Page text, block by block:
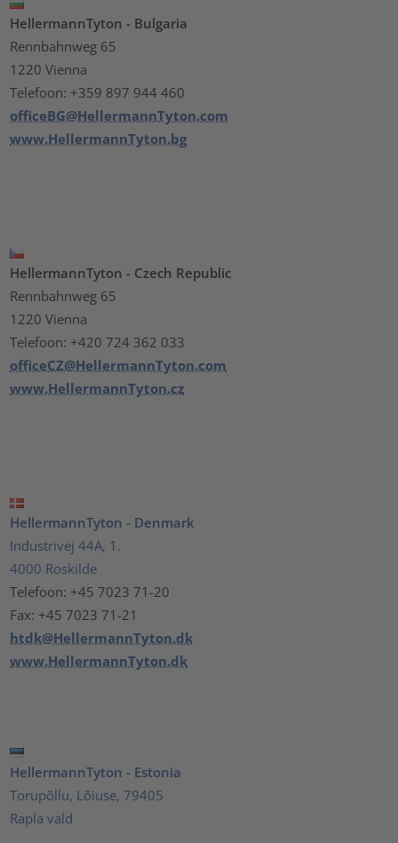
HellermannTyton - Bulgaria
Rennbahnweg 65
1220 Vienna
Telefoon: +359 897 944 460
officeBG@HellermannTyton.com
www.HellermannTyton.bg
HellermannTyton - Czech Republic
Rennbahnweg 65
1220 Vienna
Telefoon: +420 724 362 033
officeCZ@HellermannTyton.com
www.HellermannTyton.cz
HellermannTyton - Denmark
Industrivej 44A, 1.
4000 Roskilde
Telefoon: +45 7023 71-20
Fax: +45 7023 71-21
htdk@HellermannTyton.dk
www.HellermannTyton.dk
HellermannTyton - Estonia
Torupõllu, Lõiuse, 79405
Rapla vald